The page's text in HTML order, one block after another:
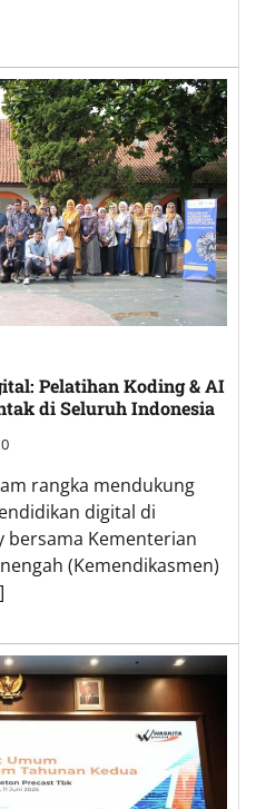
Pelatihan Koding & AI
di Seluruh Indonesia
0
rangka mendukung
digital di
bersama Kementerian
(Kemendikasmen)